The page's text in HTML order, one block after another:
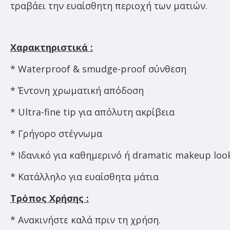
τραβάει την ευαίσθητη περιοχή των ματιών.
Χαρακτηριστικά :
* Waterproof & smudge-proof σύνθεση
* Έντονη χρωματική απόδοση
* Ultra-fine tip για απόλυτη ακρίβεια
* Γρήγορο στέγνωμα
* Ιδανικό για καθημερινό ή dramatic makeup
* Κατάλληλο για ευαίσθητα μάτια
Τρόπος Χρήσης :
* Ανακινήστε καλά πριν τη χρήση.